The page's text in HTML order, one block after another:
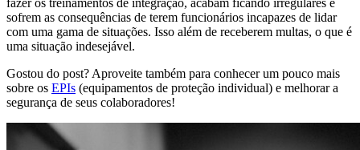
fazer os treinamentos de integração, acabam ficando irregulares e
sofrem as consequências de terem funcionários incapazes de lidar
com uma gama de situações. Isso além de receberem multas, o que é
uma situação indesejável.
Gostou do post? Aproveite também para conhecer um pouco mais
sobre os EPIs (equipamentos de proteção individual) e melhorar a
segurança de seus colaboradores!